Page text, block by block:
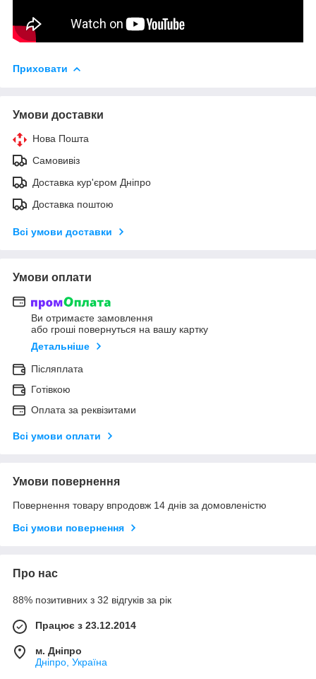
Приховати
Умови доставки
Нова Пошта
Самовивіз
Доставка кур'єром Дніпро
Доставка поштою
Всі умови доставки
Умови оплати
Ви отримаєте замовлення
або гроші повернуться на вашу картку
Детальніше
Післяплата
Готівкою
Оплата за реквізитами
Всі умови оплати
Умови повернення
Повернення товару впродовж 14 днів за домовленістю
Всі умови повернення
Про нас
88% позитивних з 32 відгуків за рік
Працює з 23.12.2014
м. Дніпро
Дніпро, Україна